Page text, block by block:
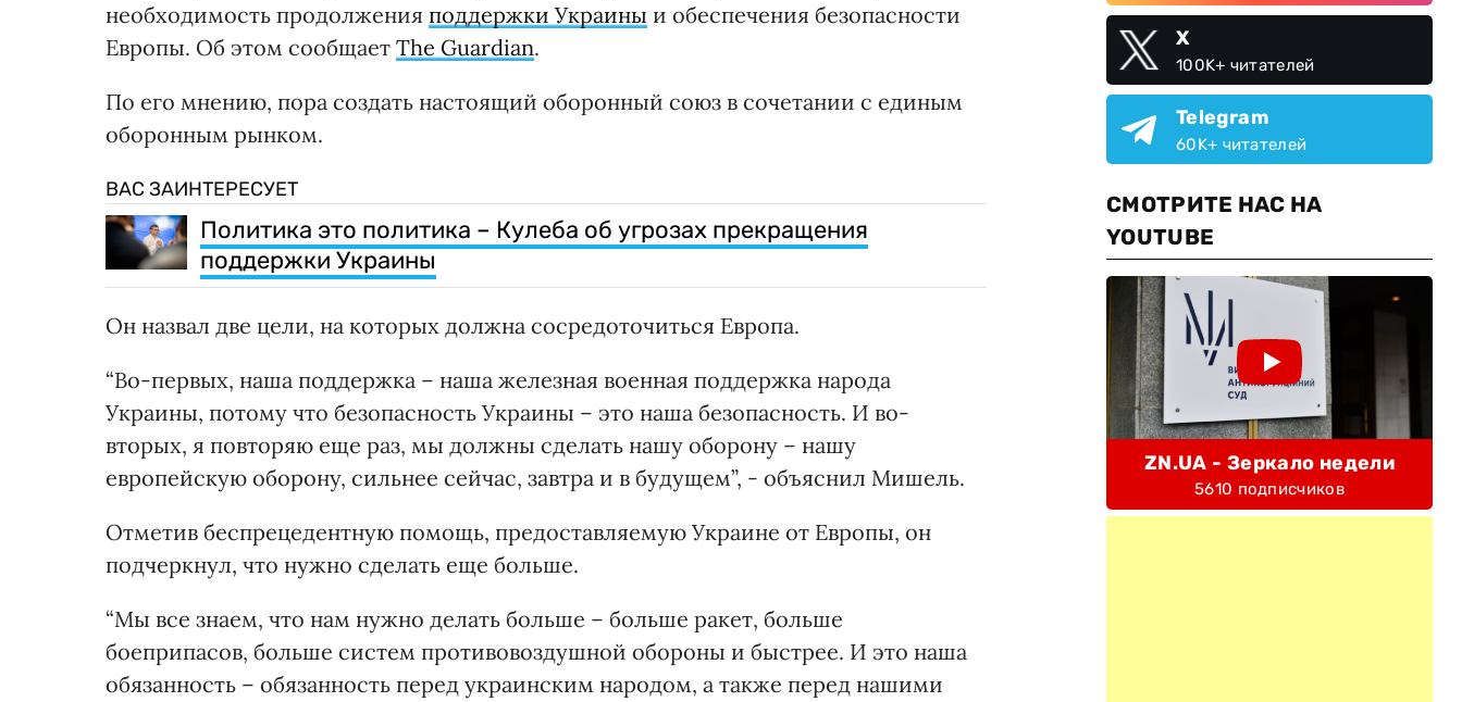
необходимость продолжения поддержки Украины и обеспечения безопасности
Европы. Об этом сообщает The Guardian.
По его мнению, пора создать настоящий оборонный союз в сочетании с единым
оборонным рынком.
ВАС ЗАИНТЕРЕСУЕТ
Политика это политика – Кулеба об угрозах прекращения
поддержки Украины
Он назвал две цели, на которых должна сосредоточиться Европа.
“Во-первых, наша поддержка – наша железная военная поддержка народа
Украины, потому что безопасность Украины – это наша безопасность. И во-
вторых, я повторяю еще раз, мы должны сделать нашу оборону – нашу
европейскую оборону, сильнее сейчас, завтра и в будущем”, - объяснил Мишель.
Отметив беспрецедентную помощь, предоставляемую Украине от Европы, он
подчеркнул, что нужно сделать еще больше.
“Мы все знаем, что нам нужно делать больше – больше ракет, больше
боеприпасов, больше систем противовоздушной обороны и быстрее. И это наша
обязанность – обязанность перед украинским народом, а также перед нашими
X
100K+ читателей
Telegram
60K+ читателей
СМОТРИТЕ НАС НА
YOUTUBE
ZN.UA - Зеркало недели
5610 подписчиков